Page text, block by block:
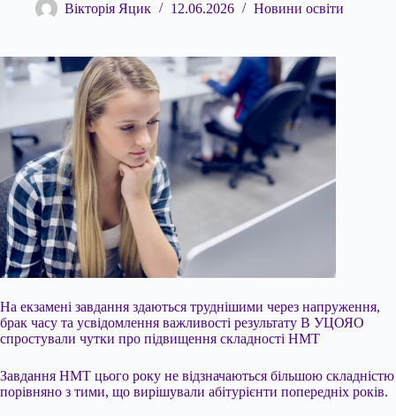
Вікторія Яцик 12.06.2026 Новини освіти
На екзамені завдання здаються труднішими через напруження,
брак часу та усвідомлення важливості результату В УЦОЯО
спростували чутки про підвищення складності НМТ
Завдання НМТ цього року не відзначаються більшою складністю
порівняно з тими, що вирішували абітурієнти попередніх років.